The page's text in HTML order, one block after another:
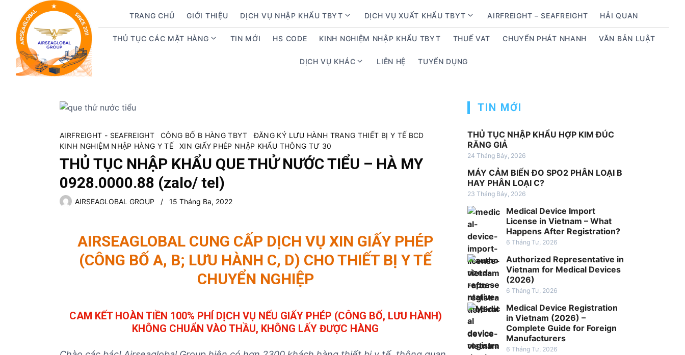
TRANG CHỦ GIỚI THIỆU DỊCH VỤ NHẬP KHẨU TBYT
w
n
f
o
v
ụ
n
k
h
u
DỊCH VỤ XUẤT KHẨU TBYT
h
n
u
f
o
r
D
ị
c
h
v
ụ
x
u
ấ
t
k
h
ẩ
u
AIRFREIGHT – SEAFREIGHT HẢI QUAN
THỦ TỤC CÁC MẶT HÀNG
e
u
f
o
r
ủ
ụ
c
c
m
t
TIN MỚI HS CODE KINH NGHIỆM NHẬP KHẨU TBYT THUẾ VAT CHUYỂN PHÁT NHANH VĂN BẢN LUẬT
DỊCH VỤ KHÁC
b
e
D
ị
k
h
á
LIÊN HỆ TUYỂN DỤNG
AIRFREIGHT - SEAFREIGHT CÔNG BỐ B HÀNG TBYT
ĐĂNG KÝ LƯU HÀNH TRANG THIẾT BỊ Y TẾ BCD
KINH NGHIỆM NHẬP HÀNG Y TẾ
XIN GIẤY PHÉP NHẬP KHẨU THÔNG TƯ 30
THỦ TỤC NHẬP KHẨU QUE THỬ NƯỚC TIỂU – HÀ MY
0928.0000.88 (zalo/ tel)
AIRSEAGLOBAL GROUP 15 Tháng Ba, 2022
AIRSEAGLOBAL CUNG CẤP DỊCH VỤ XIN GIẤY PHÉP
(CÔNG BỐ A, B; LƯU HÀNH C, D) CHO THIẾT BỊ Y TẾ
CHUYỂN NGHIỆP
CAM KẾT HOÀN TIỀN 100% PHÍ DỊCH VỤ NẾU GIẤY PHÉP (CÔNG BỐ, LƯU HÀNH)
KHÔNG CHUẨN VÀO THẦU, KHÔNG LẤY ĐƯỢC HÀNG
TIN MỚI
THỦ TỤC NHẬP KHẨU HỢP KIM ĐÚC
RĂNG GIẢ
24 Tháng Bảy, 2026
MÁY CẢM BIẾN ĐO SPO2 PHÂN LOẠI B
HAY PHÂN LOẠI C?
23 Tháng Bảy, 2026
Medical Device Import
License in Vietnam – What
Happens After Registration?
6 Tháng Tư, 2026
Authorized Representative in
Vietnam for Medical Devices
(2026)
6 Tháng Tư, 2026
Medical Device Registration
in Vietnam (2026) –
Complete Guide for Foreign
Manufacturers
6 Tháng Tư, 2026